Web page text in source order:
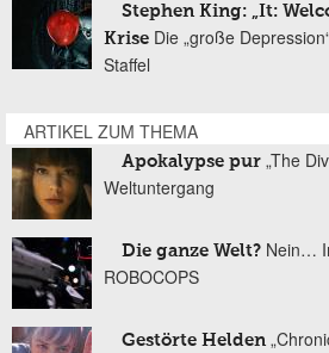
Stephen King: „It:
Krise Die „große
Staffel
ARTIKEL ZUM THEMA
Apokalypse pur „The
Weltuntergang
Die ganze Welt? Nein…
ROBOCOPS
Gestörte Helden